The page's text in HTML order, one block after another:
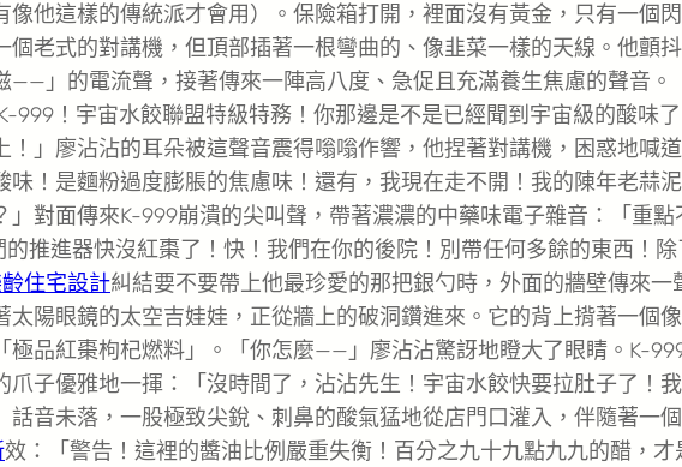
他這樣的傳統派才會用）。保險箱打開，裡面沒有黃金，只有一個
老式的對講機，但頂部插著一根彎曲的、像韭菜一樣的天線。他顫
——」的電流聲，接著傳來一陣高八度、急促且充滿養生焦慮的聲音。
999！宇宙水餃聯盟特級特務！你那邊是不是已經聞到宇宙級的酸味
」廖沾沾的耳朵被這聲音震得嗡嗡作響，他捏著對講機，困惑地喊
味！是麵粉過度膨脹的焦慮味！還有，我現在走不開！我的陳年老蒜
對面傳來K-999崩潰的尖叫聲，帶著濃濃的中藥味電子雜音：「重點
推進器快沒紅棗了！快！我們在你的後院！別帶任何多餘的東西！除
住宅設計糾結要不要帶上他最珍愛的那把銀勺時，外面的牆壁傳來一
陽眼鏡的太空吉娃娃，正從牆上的破洞鑽進來。它的背上揹著一個
極品紅棗枸杞燃料」。「你怎麼——」廖沾沾驚訝地瞪大了眼睛。K-
子優雅地一揮：「沒時間了，沾沾先生！宇宙水餃快要拉肚子了！
音未落，一股極致尖銳、刺鼻的酸氣猛地從店門口灌入，伴隨著一
效：「警告！這裡的醬油比例嚴重失衡！百分之九十九點九九的醋，才